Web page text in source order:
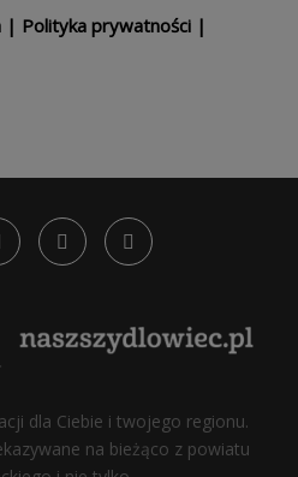
| Polityka prywatności |
dla Ciebie i twojego regionu.
na bieżąco z powiatu